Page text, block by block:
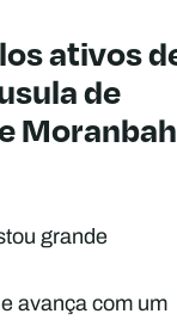
ativos
de
Moranbah
grande
avança com um